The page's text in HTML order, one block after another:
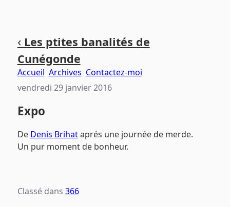
contenu
principal
menu
principal
‹ Les ptites banalités de
Cunégonde
Accueil Archives Contactez-moi
vendredi 29 janvier 2016
Expo
De Denis Brihataprés une journée de merde.
Un pur moment de bonheur.
Classé dans 366